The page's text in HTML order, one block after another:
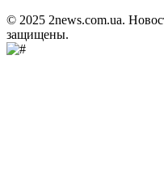
© 2025 2news.com.ua.
защищены.